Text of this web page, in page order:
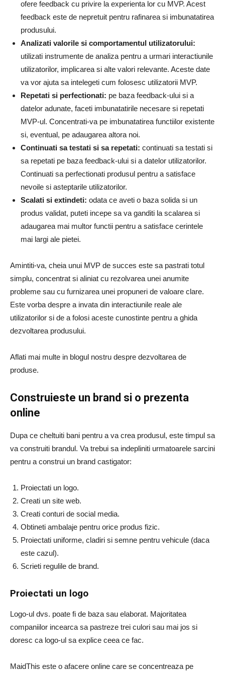
ofere feedback cu privire la experienta lor cu MVP. Acest
feedback este de nepretuit pentru rafinarea si imbunatatirea
produsului.
Analizati valorile si comportamentul utilizatorului:
utilizati instrumente de analiza pentru a urmari interactiunile
utilizatorilor, implicarea si alte valori relevante. Aceste date
va vor ajuta sa intelegeti cum folosesc utilizatorii MVP.
Repetati si perfectionati: pe baza feedback-ului si a
datelor adunate, faceti imbunatatirile necesare si repetati
MVP-ul. Concentrati-va pe imbunatatirea functiilor existente
si, eventual, pe adaugarea altora noi.
Continuati sa testati si sa repetati: continuati sa testati si
sa repetati pe baza feedback-ului si a datelor utilizatorilor.
Continuati sa perfectionati produsul pentru a satisface
nevoile si asteptarile utilizatorilor.
Scalati si extindeti: odata ce aveti o baza solida si un
produs validat, puteti incepe sa va ganditi la scalarea si
adaugarea mai multor functii pentru a satisface cerintele
mai largi ale pietei.
Amintiti-va, cheia unui MVP de succes este sa pastrati totul
simplu, concentrat si aliniat cu rezolvarea unei anumite
probleme sau cu furnizarea unei propuneri de valoare clare.
Este vorba despre a invata din interactiunile reale ale
utilizatorilor si de a folosi aceste cunostinte pentru a ghida
dezvoltarea produsului.
Aflati mai multe in blogul nostru despre dezvoltarea de
produse.
Construieste un brand si o prezenta
online
Dupa ce cheltuiti bani pentru a va crea produsul, este timpul sa
va construiti brandul. Va trebui sa indepliniti urmatoarele sarcini
pentru a construi un brand castigator:
Proiectati un logo.
Creati un site web.
Creati conturi de social media.
Obtineti ambalaje pentru orice produs fizic.
Proiectati uniforme, cladiri si semne pentru vehicule (daca
este cazul).
Scrieti regulile de brand.
Proiectati un logo
Logo-ul dvs. poate fi de baza sau elaborat. Majoritatea
companiilor incearca sa pastreze trei culori sau mai jos si
doresc ca logo-ul sa explice ceea ce fac.
MaidThis este o afacere online care se concentreaza pe